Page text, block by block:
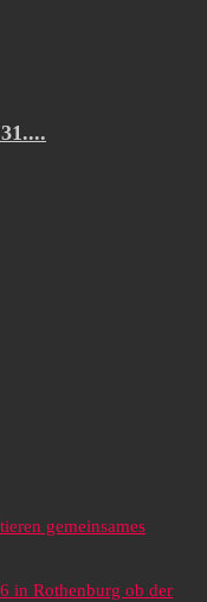
gemeinsames
in Rothenburg ob der